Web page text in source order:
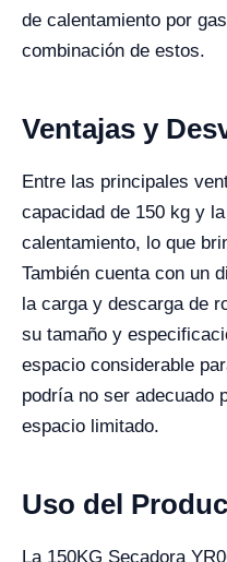
de calentamiento por
combinación de estos.
Ventajas y
Entre las principales
capacidad de 150 kg y
calentamiento, lo que
También cuenta con un
la carga y descarga de
su tamaño y
espacio considerable
podría no ser adecuado
espacio limitado.
Uso del
La 150KG Secadora